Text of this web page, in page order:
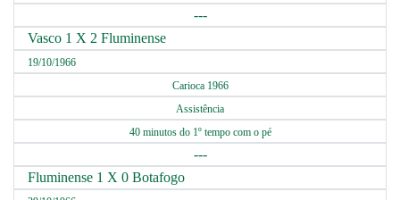
---
Vasco 1 X 2 Fluminense
19/10/1966
Carioca 1966
Assistência
40 minutos do 1º tempo com o pé
---
Fluminense 1 X 0 Botafogo